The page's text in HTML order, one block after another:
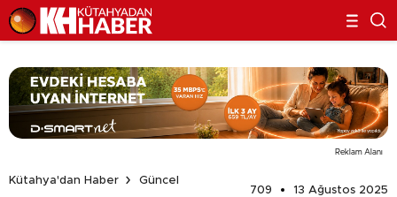
Reklam Alanı
Kütahya'dan Haber
Güncel
709
13 Ağustos 2025